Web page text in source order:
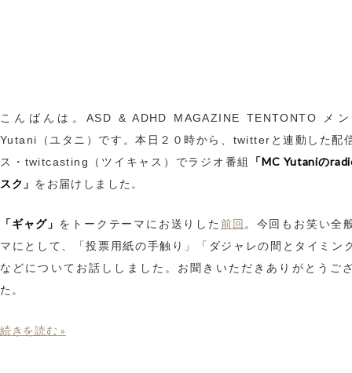
こんばんは。ASD & ADHD MAGAZINE TENTONTO メ
Yutani（ユタニ）です。本日２０時から、twitterと連動した配
ス・twitcasting（ツイキャス）でラジオ番組
「MC Yutaniの
スク」 をお届けしました。
「ギャグ」 をトークテーマにお送りした 前回。今回もお笑い全
マにとして、「投票用紙の手触り」「ダジャレの間とタイミン
などについてお話ししました。お聞きいただきありがとうご
た。
続きを読む »